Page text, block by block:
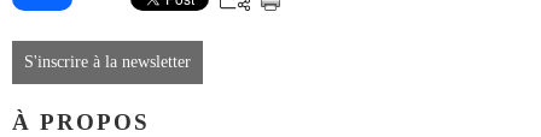
S'inscrire à la newsletter
À PROPOS